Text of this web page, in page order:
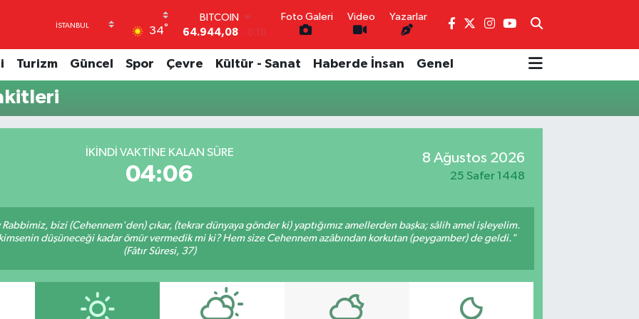
34°
BITCOIN
64.944,08 -0.18
47,7436 0.18
6660.55
Foto Galeri Video Yazarlar
Turizm Güncel Spor Çevre Kültür - Sanat Haberde İnsan Genel
İKINDI VAKTINE KALAN SÜRE
04:05
8 Ağustos 2026
25 Safer 1448
bizi (Cehennem'den) çıkar, (tekrar dünyaya gönder ki) yaptığımız amellerden başka; sâlih amel işleyelim.
düşüneceği kadar ömür vermedik mi ki? Hem size Cehennem azâbından korkutan (peygamber) de geldi."
(Fâtır Sûresi, 37)